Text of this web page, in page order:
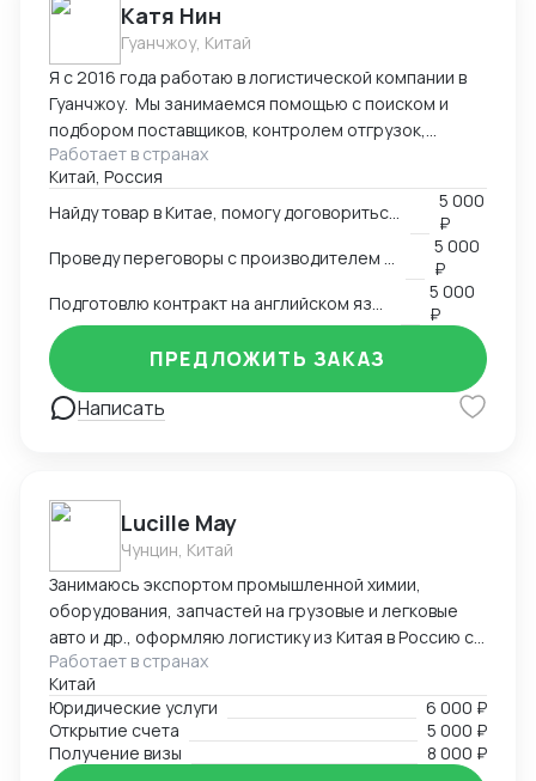
Катя Нин
Гуанчжоу, Китай
Я с 2016 года работаю в логистической компании в
Гуанчжоу. Мы занимаемся помощью с поиском и
подбором поставщиков, контролем отгрузок,
проверкой качества товара. В нашей компании
работает более 10 человек и мы всегда можем вам
помочь по любым вопросам связанным с заказом
Работает в странах
Китай, Россия
5 000
₽
5 000
₽
5 000
₽
Написать
ПРЕДЛОЖИТЬ ЗАКАЗ
Lucille May
Чунцин, Китай
Занимаюсь экспортом промышленной химии,
оборудования, запчастей на грузовые и легковые
авто и др., оформляю логистику из Китая в Россию со
всеми сопроводительными документами под ключ.
Предоставляю услуги вашего представительства в
Китае, помогаю с регистрацией компаний, а также
есть опыт в открытии и автоматизации онлайн
магазинов на платформах Taobao, 1688, Meituan,
Работает в странах
Китай
Юридические услуги
6 000 ₽
Открытие счета
5 000 ₽
Получение визы
8 000 ₽